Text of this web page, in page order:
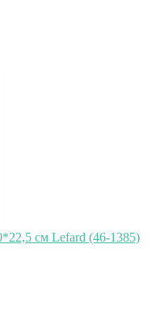
см Lefard (46-1385)